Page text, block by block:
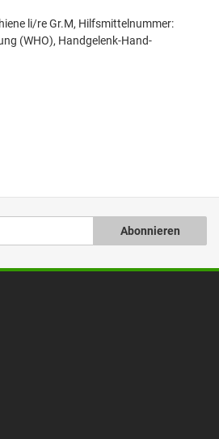
li/re Gr.M, Hilfsmittelnummer:
(WHO), Handgelenk-Hand-
Abonnieren